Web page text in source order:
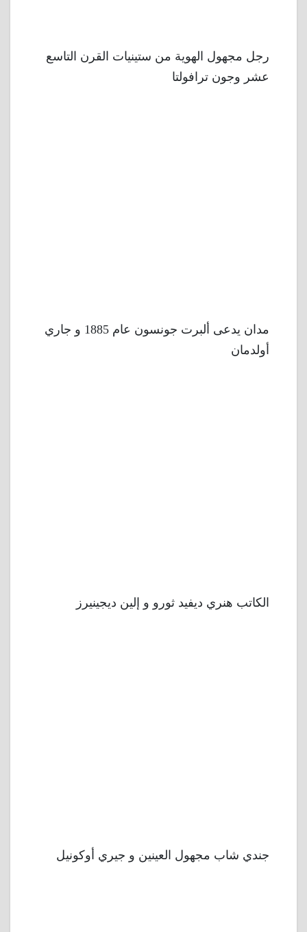
رجل مجهول الهوية من ستينيات القرن التاسع
عشر وجون ترافولتا
مدان يدعى ألبرت جونسون عام 1885 و جاري
أولدمان
الكاتب هنري ديفيد ثورو و إلين ديجينيرز
جندي شاب مجهول العينين و جيري أوكونيل